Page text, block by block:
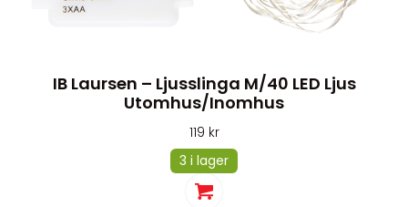
IB Laursen – Ljusslinga M/40 LED Ljus
Utomhus/inomhus
119 kr
3 i lager